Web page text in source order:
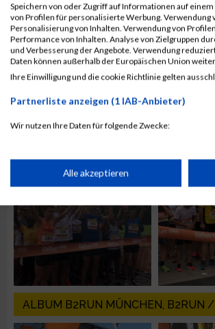
ALBUM B2RUN MÜNCHEN, B2RUN
Speichern von oder Zugriff auf Informationen auf
von Profilen für personalisierte Werbung.
Personalisierung von Inhalten. Verwendung von
Performance von Inhalten. Analyse von Zielgruppen
und Verbesserung der Angebote. Verwendung
Daten können außerhalb der Europäischen Union
Ihre Einwilligung und die cookie Richtlinie gelten
Partnerliste anzeigen (1 IAB-Anbieter)
Wir nutzen Ihre Daten für folgende Zwecke:
Speichern von oder Zugriff auf
Verwendung reduzierter Daten zur
Erstellung von Profilen für personalisierte
Verwendung von Profilen zur Auswahl
Alle akzeptieren